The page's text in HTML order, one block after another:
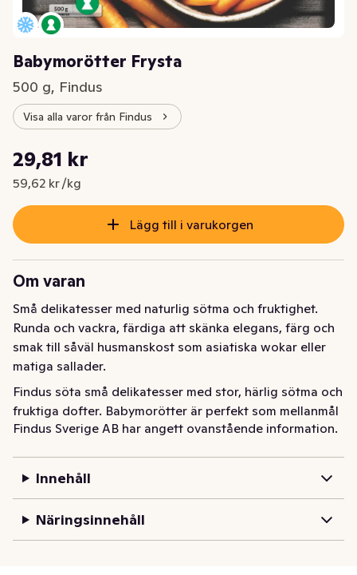
Babymorötter Frysta
500 g, Findus
Visa alla varor från Findus
Nuvarande pris är: 29,81 kr
29,81 kr
59,62 kr /kg
Styckpris: 59,62 kr /kg
Lägg till i varukorgen
Om varan
Små delikatesser med naturlig sötma och fruktighet.
Runda och vackra, färdiga att skänka elegans, färg och
smak till såväl husmanskost som asiatiska wokar eller
matiga sallader.
Findus söta små delikatesser med stor, härlig sötma och
fruktiga dofter. Babymorötter är perfekt som mellanmål
eller som ett smakrikt tillbehör till de flesta måltider.
Findus Sverige AB har angett ovanstående information.
Innehåll
Näringsinnehåll